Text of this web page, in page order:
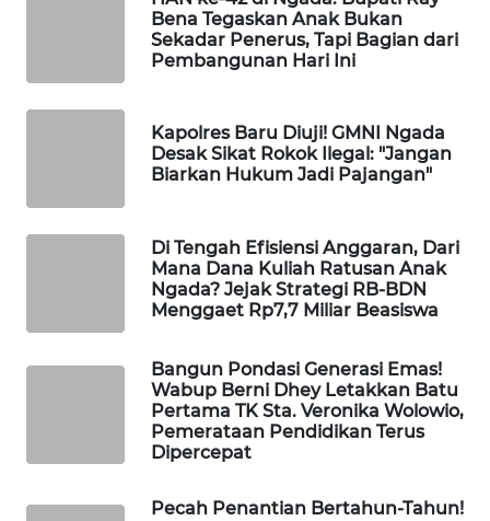
Bena Tegaskan Anak Bukan
Sekadar Penerus, Tapi Bagian dari
Pembangunan Hari Ini
Kapolres Baru Diuji! GMNI Ngada
Desak Sikat Rokok Ilegal: "Jangan
Biarkan Hukum Jadi Pajangan"
Di Tengah Efisiensi Anggaran, Dari
Mana Dana Kuliah Ratusan Anak
Ngada? Jejak Strategi RB-BDN
Menggaet Rp7,7 Miliar Beasiswa
Bangun Pondasi Generasi Emas!
Wabup Berni Dhey Letakkan Batu
Pertama TK Sta. Veronika Wolowio,
Pemerataan Pendidikan Terus
Dipercepat
Pecah Penantian Bertahun-Tahun!
WAHANA
HEALTH
WISATA
Network
MASYARAKAT